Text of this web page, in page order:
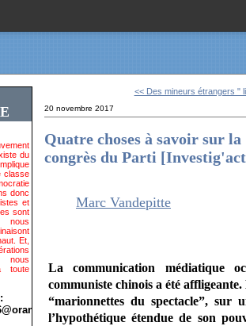
du
classe
donc
et
sont
Et,
nous
toute
<< Des mineurs étrangers "
20 novembre 2017
Quatre choses à savoir sur
congrès du Parti
Marc Vandepitte
La communication médiatique
communiste chinois a été
“marionnettes du spectacle”, sur
l’hypothétique étendue de son